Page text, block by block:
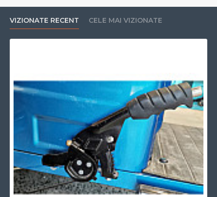
VIZIONATE RECENT CELE MAI VIZIONATE